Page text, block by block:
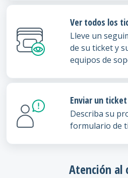
Ver todos los
Lleve un
de su ticket y
equipos de
Enviar un ticket
Describa su
formulario de
Atención al